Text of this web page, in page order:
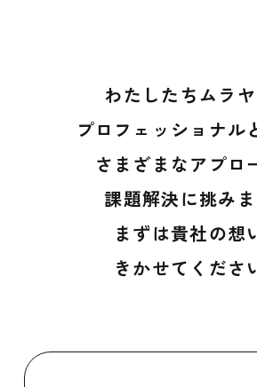
わたしたちムラ
プロフェッショナル
さまざまなアプロ
課題解決に挑みま
まずは貴社の想
きかせてくださ